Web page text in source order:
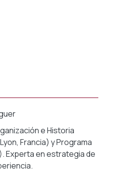
e Historia
Francia) y Programa
Experta en estrategia de